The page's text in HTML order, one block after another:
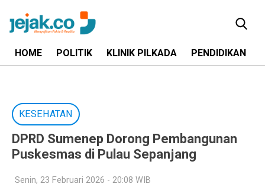
HOME POLITIK KLINIK PILKADA PENDIDIKAN
KESEHATAN
DPRD Sumenep Dorong Pembangunan
Puskesmas di Pulau Sepanjang
Senin, 23 Februari 2026 - 20:08 WIB